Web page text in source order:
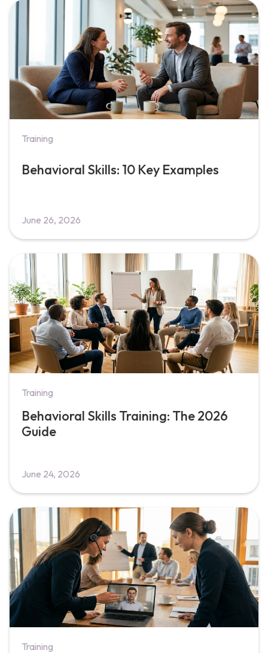
Training
Behavioral Skills: 10 Key Examples
June 26, 2026
Training
Behavioral Skills Training: The 2026
Guide
June 24, 2026
Training